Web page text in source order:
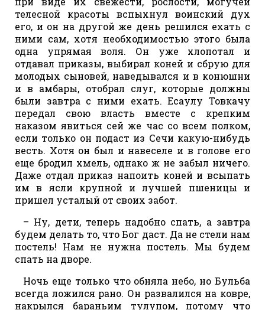
телесной красоты вспыхнул воинский дух
его, и он на другой же день решился ехать с
ними сам, хотя необходимостью этого была
одна упрямая воля. Он уже хлопотал и
отдавал приказы, выбирал коней и сбрую для
молодых сыновей, наведывался и в конюшни
и в амбары, отобрал слуг, которые должны
были завтра с ними ехать. Есаулу Товкачу
передал свою власть вместе с крепким
наказом явиться сей же час со всем полком,
если только он подаст из Сечи какую-нибудь
весть. Хотя он был и навеселе и в голове его
еще бродил хмель, однако ж не забыл ничего.
Даже отдал приказ напоить коней и всыпать
им в ясли крупной и лучшей пшеницы и
пришел усталый от своих забот.
– Ну, дети, теперь надобно спать, а завтра
будем делать то, что Бог даст. Да не стели нам
постель! Нам не нужна постель. Мы будем
спать на дворе.
Ночь еще только что обняла небо, но Бульба
всегда ложился рано. Он развалился на ковре,
накрылся бараньим тулупом, потому что